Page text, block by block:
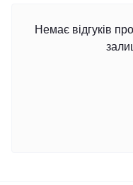
Немає відгуків